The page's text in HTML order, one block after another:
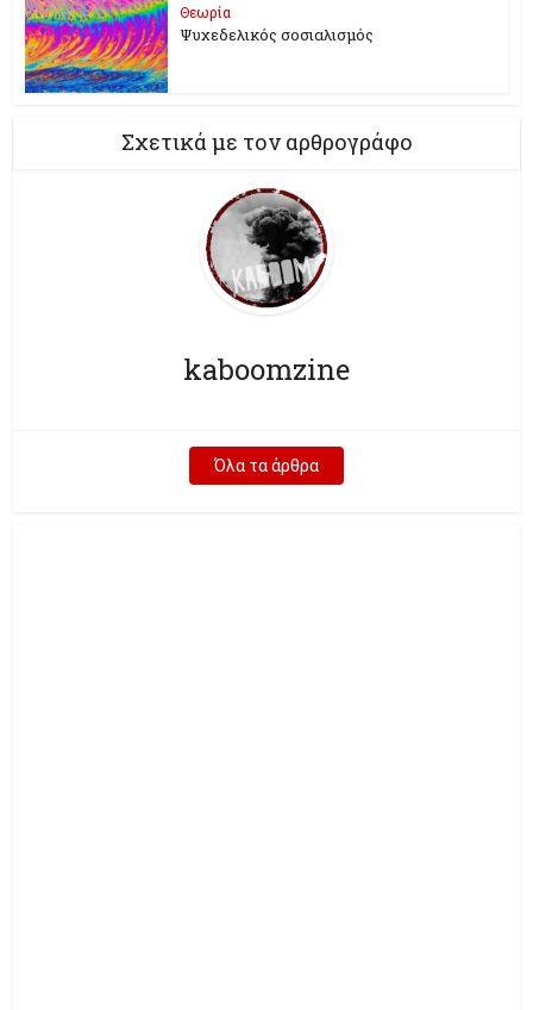
Θεωρία
Ψυχεδελικός σοσιαλισμός
Σχετικά με τον αρθρογράφο
kaboomzine
Όλα τα άρθρα